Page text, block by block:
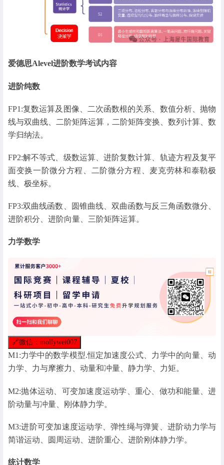
爱德思Alevel进阶数学考试内容
进阶纯数
FP1:复数运算及图像、二次函数根的关系、数值分析、抛物
线与双曲线、二阶矩阵运算，二阶矩阵变换、数列计算、数
学归纳法。
FP2:解不等式、级数运算、进阶复数计算、轨迹方程及复平
面变换一阶微分方程、二阶微分方程、麦克劳林和泰勒极
线、极坐标。
FP3:双曲线函数、圆锥曲线、双曲函数与反三角函数微分、
进阶积分、进阶向量、三阶矩阵运算。
力学数学
🔗微信：mollywei007
M1:力学中的数学模型.恒定加速度公式、力学中的向量、动
力学、力与摩擦力、动量和冲量、静力学、力矩。
M2:抛体运动、可变加速度运动学、重心、做功和能量、进
阶动量与冲量、刚体静力学。
M3:进阶可变加速度运动学、弹性绳与弹簧、进阶动力学与
简谐运动、圆周运动、进阶重心、进阶刚体静力学。
统计数学